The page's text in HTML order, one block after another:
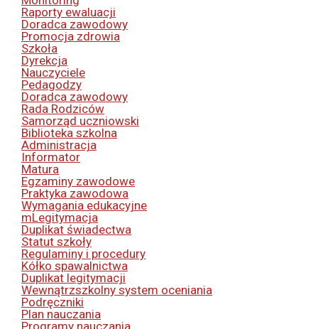
Raporty ewaluacji
Doradca zawodowy
Promocja zdrowia
Szkoła
Dyrekcja
Nauczyciele
Pedagodzy
Doradca zawodowy
Rada Rodziców
Samorząd uczniowski
Biblioteka szkolna
Administracja
Informator
Matura
Egzaminy zawodowe
Praktyka zawodowa
Wymagania edukacyjne
mLegitymacja
Duplikat świadectwa
Statut szkoły
Regulaminy i procedury
Kółko spawalnictwa
Duplikat legitymacji
Wewnątrzszkolny system oceniania
Podręczniki
Plan nauczania
Programy nauczania